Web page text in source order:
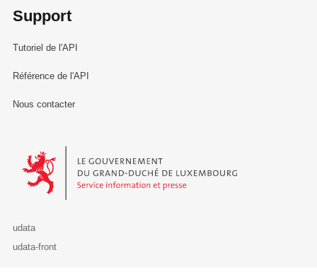
Support
Tutoriel de l'API
Référence de l'API
Nous contacter
Le Gouvernement du Grand-Duché de Luxembourg - Service
udata
udata-front